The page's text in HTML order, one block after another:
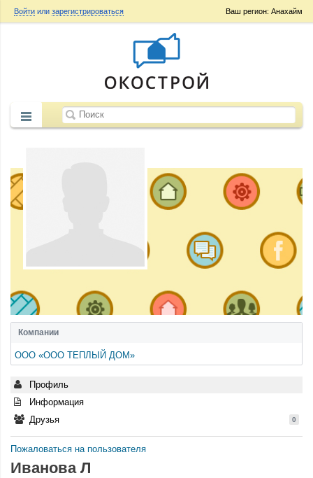
Ваш регион: Анахайм
Войти или зарегистрироваться
Компании
ООО «ООО ТЕПЛЫЙ ДОМ»
Профиль
Информация
Друзья
0
Пожаловаться на пользователя
Иванова Л